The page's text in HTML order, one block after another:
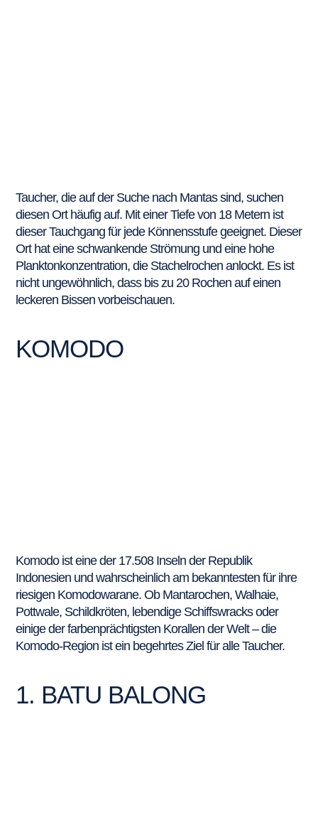
Taucher, die auf der Suche nach Mantas sind, suchen
diesen Ort häufig auf. Mit einer Tiefe von 18 Metern ist
dieser Tauchgang für jede Könnensstufe geeignet. Dieser
Ort hat eine schwankende Strömung und eine hohe
Planktonkonzentration, die Stachelrochen anlockt. Es ist
nicht ungewöhnlich, dass bis zu 20 Rochen auf einen
leckeren Bissen vorbeischauen.
KOMODO
Komodo ist eine der 17.508 Inseln der Republik
Indonesien und wahrscheinlich am bekanntesten für ihre
riesigen Komodowarane. Ob Mantarochen, Walhaie,
Pottwale, Schildkröten, lebendige Schiffswracks oder
einige der farbenprächtigsten Korallen der Welt – die
Komodo-Region ist ein begehrtes Ziel für alle Taucher.
1. BATU BALONG